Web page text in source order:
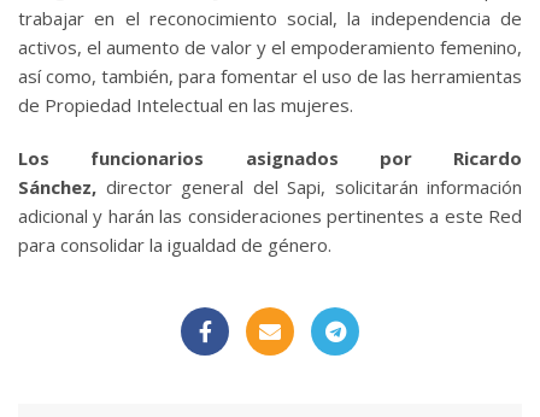
trabajar en el reconocimiento social, la independencia de
activos, el aumento de valor y el empoderamiento femenino,
así como, también, para fomentar el uso de las herramientas
de Propiedad Intelectual en las mujeres.
Los funcionarios asignados por Ricardo
Sánchez, director general del Sapi, solicitarán información
adicional y harán las consideraciones pertinentes a este Red
para consolidar la igualdad de género.